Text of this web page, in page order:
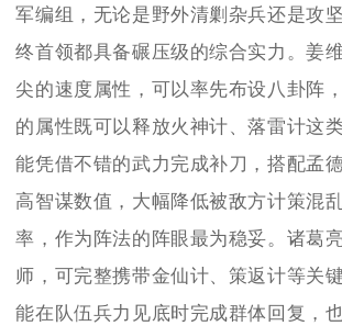
军编组，无论是野外清剿杂兵还是攻
终首领都具备碾压级的综合实力。姜
尖的速度属性，可以率先布设八卦阵
的属性既可以释放火神计、落雷计这
能凭借不错的武力完成补刀，搭配孟
高智谋数值，大幅降低被敌方计策混
率，作为阵法的阵眼最为稳妥。诸葛
师，可完整携带金仙计、策返计等关
能在队伍兵力见底时完成群体回复，